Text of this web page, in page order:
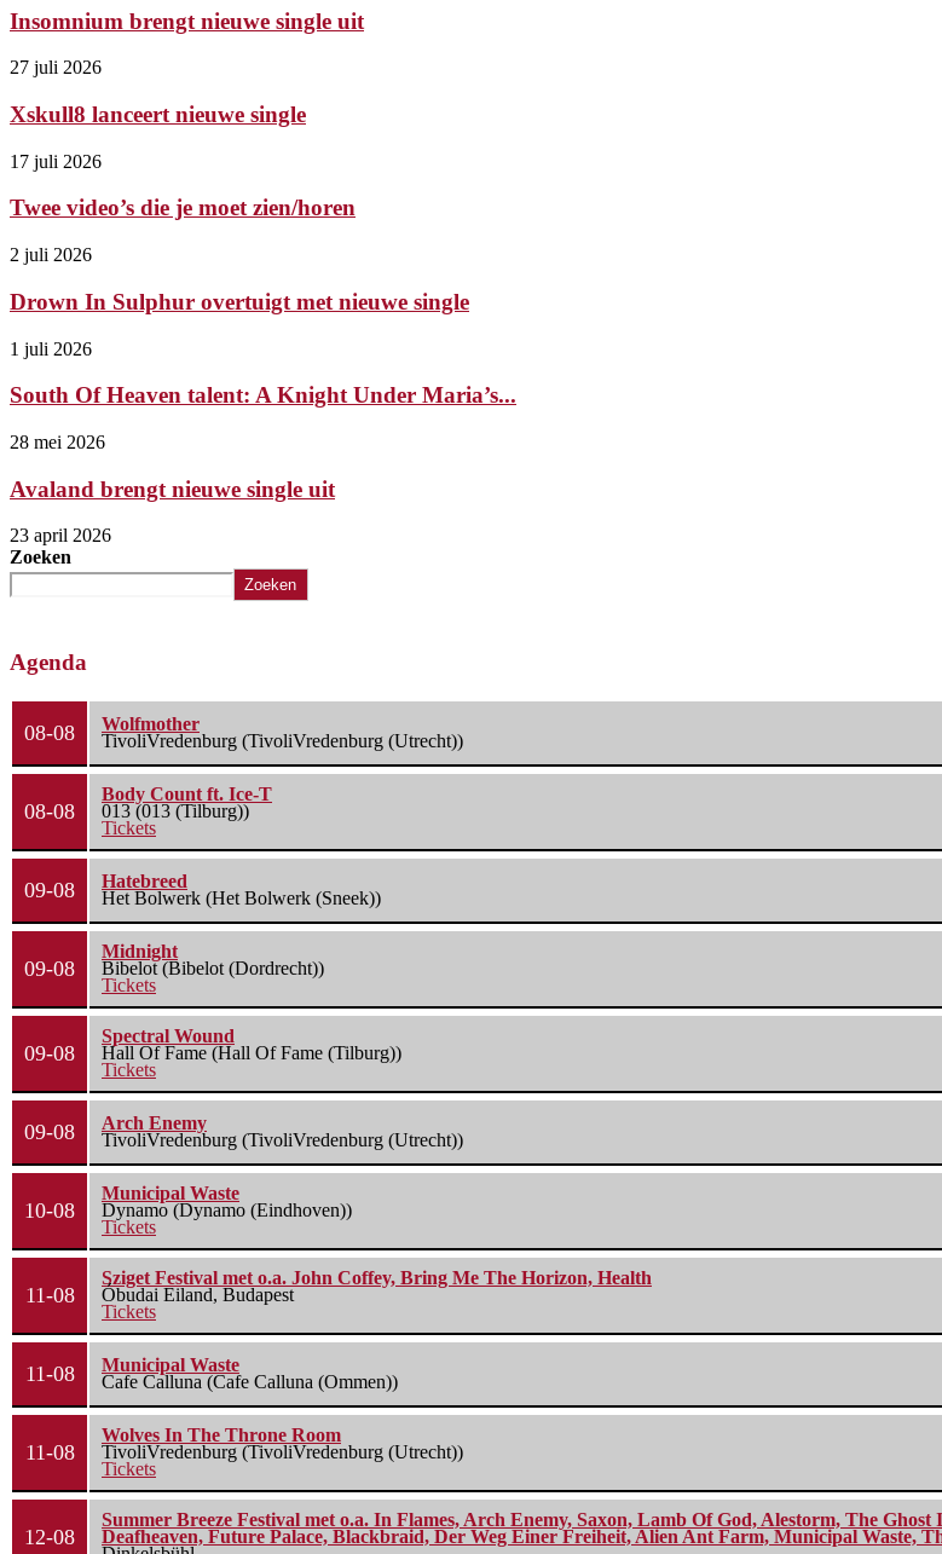
Insomnium brengt nieuwe single uit
27 juli 2026
Xskull8 lanceert nieuwe single
17 juli 2026
Twee video’s die je moet zien/horen
2 juli 2026
Drown In Sulphur overtuigt met nieuwe single
1 juli 2026
South Of Heaven talent: A Knight Under Maria’s...
28 mei 2026
Avaland brengt nieuwe single uit
23 april 2026
Zoeken
Zoeken
Agenda
08-08
Wolfmother
TivoliVredenburg (TivoliVredenburg (Utrecht))
08-08
Body Count ft. Ice-T
013 (013 (Tilburg))
Tickets
09-08
Hatebreed
Het Bolwerk (Het Bolwerk (Sneek))
09-08
Midnight
Bibelot (Bibelot (Dordrecht))
Tickets
09-08
Spectral Wound
Hall Of Fame (Hall Of Fame (Tilburg))
Tickets
09-08
Arch Enemy
TivoliVredenburg (TivoliVredenburg (Utrecht))
10-08
Municipal Waste
Dynamo (Dynamo (Eindhoven))
Tickets
11-08
Sziget Festival met o.a. John Coffey, Bring Me The Horizon, Health
Óbudai Eiland, Budapest
Tickets
11-08
Municipal Waste
Cafe Calluna (Cafe Calluna (Ommen))
11-08
Wolves In The Throne Room
TivoliVredenburg (TivoliVredenburg (Utrecht))
Tickets
12-08
Summer Breeze Festival met o.a. In Flames, Arch Enemy, Saxon, Lamb Of God, Alestorm, The
Deafheaven, Future Palace, Blackbraid, Der Weg Einer Freiheit, Alien Ant Farm, Municipal Waste,